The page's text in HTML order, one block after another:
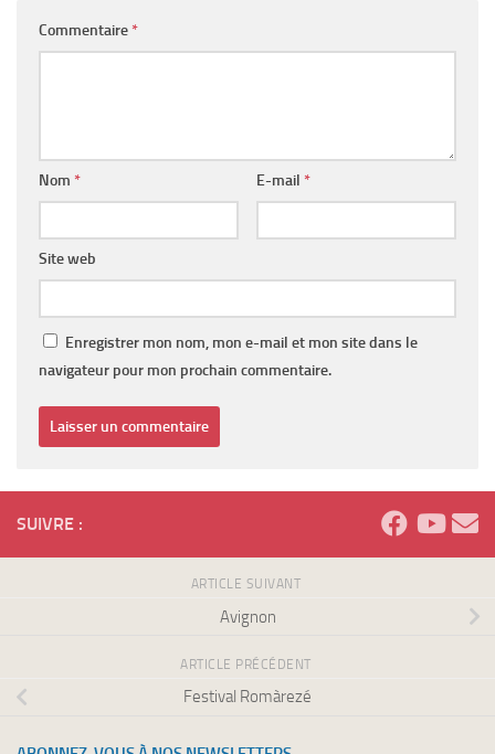
Commentaire *
Nom * E-mail *
Site web
Enregistrer mon nom, mon e-mail et mon site dans le
navigateur pour mon prochain commentaire.
SUIVRE :
ARTICLE SUIVANT
Avignon
ARTICLE PRÉCÉDENT
Festival Romàrezé